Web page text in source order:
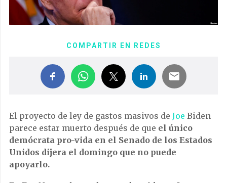
COMPARTIR EN REDES
El proyecto de ley de gastos masivos de Joe Biden
parece estar muerto después de que el único
demócrata pro-vida en el Senado de los Estados
Unidos dijera el domingo que no puede
apoyarlo.